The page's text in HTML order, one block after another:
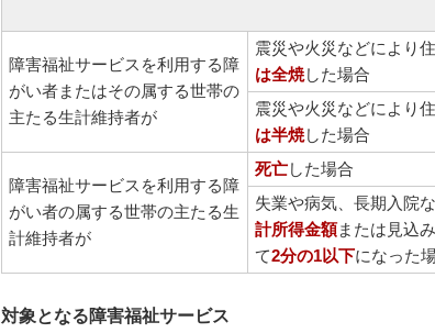
障害福祉サービスを利用する障
がい者またはその属する世帯の
主たる生計維持者が
震災や火災などにより
は全焼した場合
震災や火災などにより
は半焼した場合
障害福祉サービスを利用する障
がい者の属する世帯の主たる生
計維持者が
死亡した場合
失業や病気、長期入院
計所得金額または見込
て2分の1以下になった
対象となる障害福祉サービス